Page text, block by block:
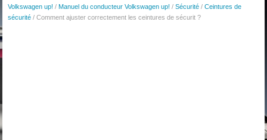
Volkswagen up! /Manuel du conducteur Volkswagen up! /Sécurité /Ceintures de
sécurité / Comment ajuster correctement les ceintures de sécurit ?